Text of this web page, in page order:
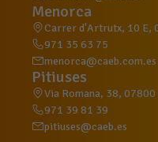
Menorca
Carrer d'Artrutx, 10 E,
971 35 63 75
menorca@caeb.com.es
Pitiuses
Via Romana, 38,
971 39 81 39
pitiuses@caeb.es